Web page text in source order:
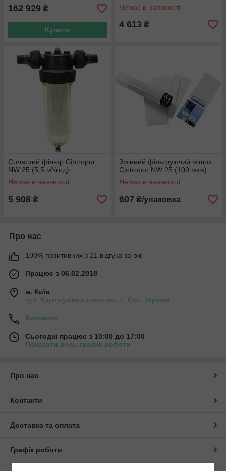
162 929 ₴
Купити
Немає в наявності
4 613 ₴
Сітчастий фільтр Cintropur
NW 25 (5,5 м³/год)
Немає в наявності
5 908 ₴
Змінний фільтруючий мішок
Cintropur NW 25 (100 мкм)
Немає в наявності
607 ₴/упаковка
Про нас
100% позитивних з 21 відгука за рік
Працює з 06.02.2018
м. Київ
вул. Круглоуніверситетська, 4, Київ, Україна
Контакти
Сьогодні працює з 10:00 до 17:00
Показати весь графік роботи
Про нас
Контакти
Доставка та оплата
Графік роботи